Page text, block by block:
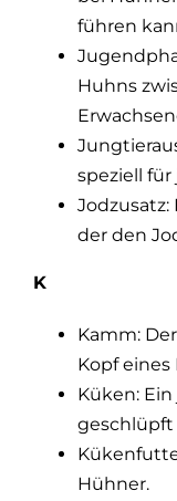
führen
Huhns
speziell
der den
K
Kamm:
Kopf
Küken:
geschlüpft
Hühner.